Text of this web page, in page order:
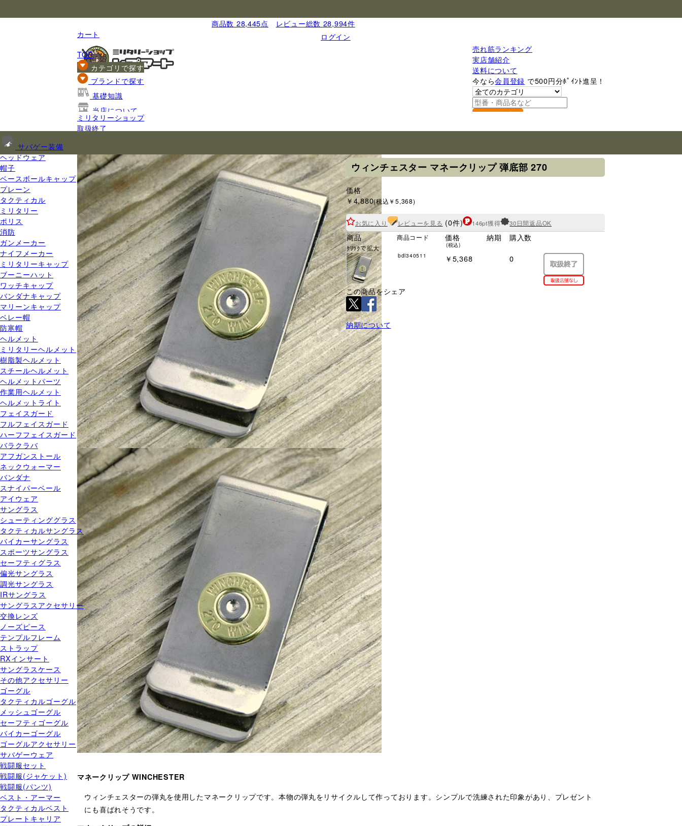
商品数 28,445点
レビュー総数 28,994件
ログイン
カート
売れ筋ランキング
実店舗紹介
送料について
今なら会員登録 で500円分ﾎﾟｲﾝﾄ進呈！
TOP
カテゴリで探す
サバゲー装備
ヘッドウェア
帽子
ベースボールキャップ
プレーン
タクティカル
ミリタリー
ポリス
消防
ガンメーカー
ナイフメーカー
ミリタリーキャップ
ブーニーハット
ワッチキャップ
バンダナキャップ
マリーンキャップ
ベレー帽
防寒帽
ヘルメット
ミリタリーヘルメット
樹脂製ヘルメット
スチールヘルメット
ヘルメットパーツ
作業用ヘルメット
ヘルメットライト
フェイスガード
フルフェイスガード
ハーフフェイスガード
バラクラバ
アフガンストール
ネックウォーマー
バンダナ
スナイパーベール
アイウェア
サングラス
シューティンググラス
タクティカルサングラス
バイカーサングラス
スポーツサングラス
セーフティグラス
偏光サングラス
調光サングラス
IRサングラス
サングラスアクセサリー
交換レンズ
ノーズピース
テンプルフレーム
ストラップ
RXインサート
サングラスケース
その他アクセサリー
ゴーグル
タクティカルゴーグル
メッシュゴーグル
セーフティゴーグル
バイカーゴーグル
ゴーグルアクセサリー
サバゲーウェア
戦闘服セット
戦闘服(ジャケット)
戦闘服(パンツ)
ベスト・アーマー
タクティカルベスト
プレートキャリア
ブランドで探す
基礎知識
当店について
ご利用ガイド
ミリタリーショップ
取扱終了
ウィンチェスター マネークリップ 弾底部 270
価格
￥4,880(税込￥5,368)
お気に入り レビューを見る (0件) 146pt獲得 30日間返品OK
商品
ｸﾘｯｸで拡大
商品コード 価格
(税込)
納期 購入数
bdl340511 ￥5,368 0
この商品をシェア
納期について
マネークリップ WINCHESTER
ウィンチェスターの弾丸を使用したマネークリップです。本物の弾丸をリサイクルして作っております。シンプルで洗練された印象があり、プレゼント
にも喜ばれそうです。